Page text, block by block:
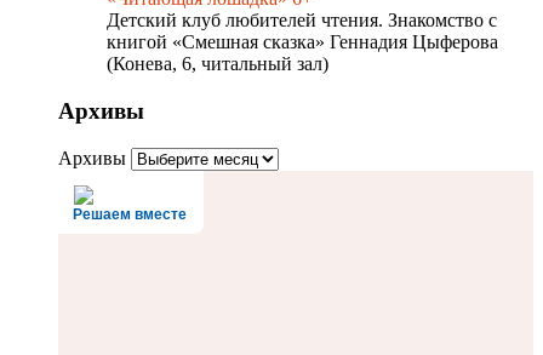
Детский клуб любителей чтения. Знакомство с
книгой «Смешная сказка» Геннадия Цыферова
(Конева, 6, читальный зал)
Архивы
Архивы
Решаем вместе